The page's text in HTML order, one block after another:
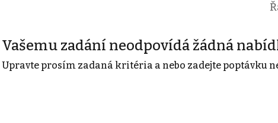
Vašemu zadání neodpovídá žádná
Upravte prosím zadaná kritéria a nebo zadejte poptávku